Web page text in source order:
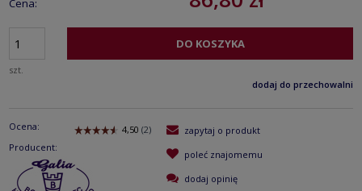
Cena:
szt.
DO KOSZYKA
dodaj do przechowalni
Ocena:
Producent:
zapytaj o produkt
poleć znajomemu
dodaj opinię